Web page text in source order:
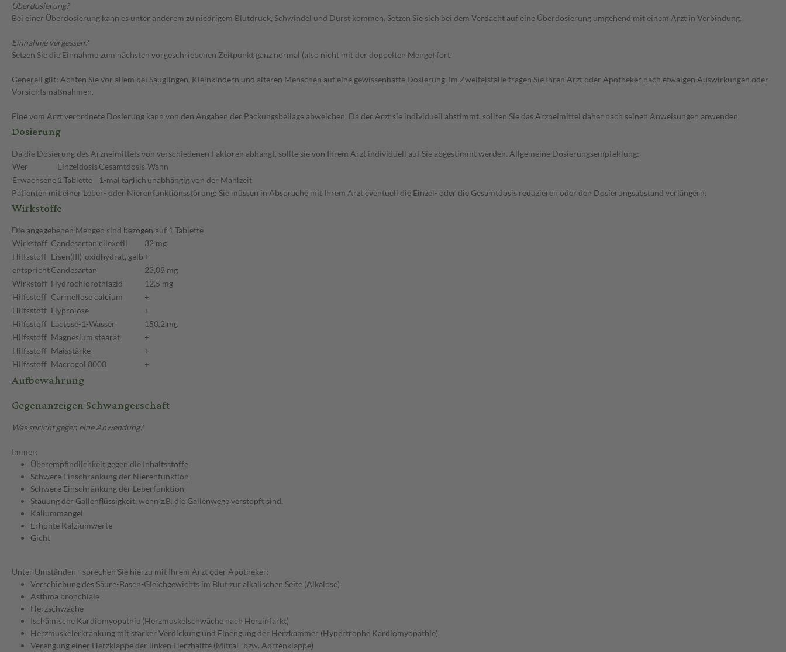
Überdosierung?
Bei einer Überdosierung kann es unter anderem zu niedrigem Blutdruck, Schwindel und Durst kommen. Setzen Sie sich bei dem Verdacht auf eine Überdosierung umgehend mit einem Arzt in Verbindung.
Einnahme vergessen?
Setzen Sie die Einnahme zum nächsten vorgeschriebenen Zeitpunkt ganz normal (also nicht mit der doppelten Menge) fort.
Generell gilt: Achten Sie vor allem bei Säuglingen, Kleinkindern und älteren Menschen auf eine gewissenhafte Dosierung. Im Zweifelsfalle fragen Sie Ihren Arzt oder Apotheker nach etwaigen Auswirkungen oder
Vorsichtsmaßnahmen.
Eine vom Arzt verordnete Dosierung kann von den Angaben der Packungsbeilage abweichen. Da der Arzt sie individuell abstimmt, sollten Sie das Arzneimittel daher nach seinen Anweisungen anwenden.
Dosierung
Da die Dosierung des Arzneimittels von verschiedenen Faktoren abhängt, sollte sie von Ihrem Arzt individuell auf Sie abgestimmt werden. Allgemeine Dosierungsempfehlung:
Wer
Einzeldosis Gesamtdosis Wann
Erwachsene 1 Tablette 1-mal täglich unabhängig von der Mahlzeit
Patienten mit einer Leber- oder Nierenfunktionsstörung: Sie müssen in Absprache mit Ihrem Arzt eventuell die Einzel- oder die Gesamtdosis reduzieren oder den Dosierungsabstand verlängern.
Wirkstoffe
Die angegebenen Mengen sind bezogen auf 1 Tablette
Wirkstoff Candesartan cilexetil
32 mg
Hilfsstoff Eisen(III)-oxidhydrat, gelb +
entsprichtCandesartan
23,08 mg
Wirkstoff Hydrochlorothiazid
12,5 mg
Hilfsstoff Carmellose calcium
+
Hilfsstoff Hyprolose
+
Hilfsstoff Lactose-1-Wasser
150,2 mg
Hilfsstoff Magnesium stearat
+
Hilfsstoff Maisstärke
+
Hilfsstoff Macrogol 8000 +
Aufbewahrung
Gegenanzeigen Schwangerschaft
Was spricht gegen eine Anwendung?
Immer:
Überempfindlichkeit gegen die Inhaltsstoffe
Schwere Einschränkung der Nierenfunktion
Schwere Einschränkung der Leberfunktion
Stauung der Gallenflüssigkeit, wenn z.B. die Gallenwege verstopft sind.
Kaliummangel
Erhöhte Kalziumwerte
Gicht
Unter Umständen - sprechen Sie hierzu mit Ihrem Arzt oder Apotheker:
Verschiebung des Säure-Basen-Gleichgewichts im Blut zur alkalischen Seite (Alkalose)
Asthma bronchiale
Herzschwäche
Ischämische Kardiomyopathie (Herzmuskelschwäche nach Herzinfarkt)
Herzmuskelerkrankung mit starker Verdickung und Einengung der Herzkammer (Hypertrophe Kardiomyopathie)
Verengung einer Herzklappe der linken Herzhälfte (Mitral- bzw. Aortenklappe)